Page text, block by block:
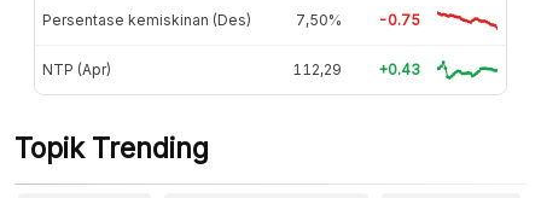
Persentase kemiskinan (Des) 7,50% -0.75
NTP (Apr) 112,29 +0.43
Topik Trending